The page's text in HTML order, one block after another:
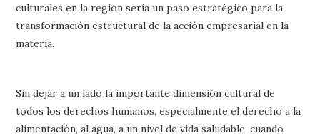
culturales en la región sería un paso estratégico para la
transformación estructural de la acción empresarial en la
materia.
Sin dejar a un lado la importante dimensión cultural de
todos los derechos humanos, especialmente el derecho a la
alimentación, al agua, a un nivel de vida saludable, cuando